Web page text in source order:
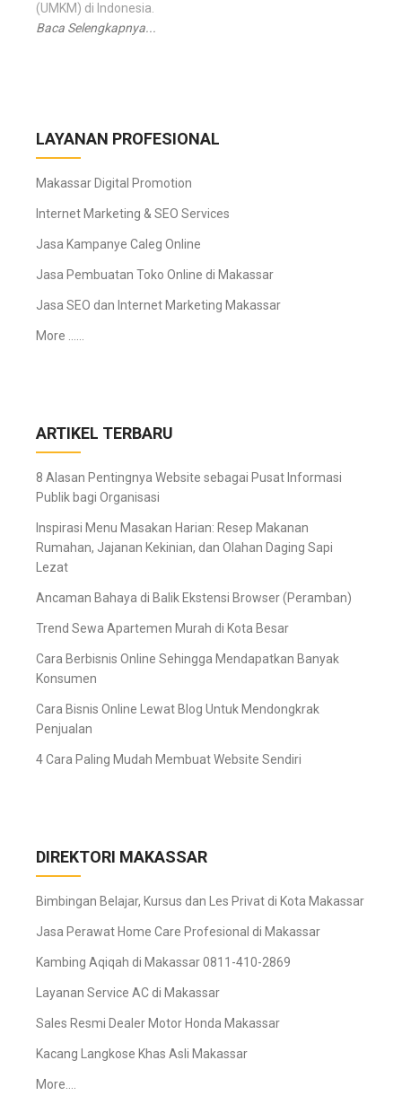
(UMKM) di Indonesia.
Baca Selengkapnya...
LAYANAN PROFESIONAL
Makassar Digital Promotion
Internet Marketing & SEO Services
Jasa Kampanye Caleg Online
Jasa Pembuatan Toko Online di Makassar
Jasa SEO dan Internet Marketing Makassar
More ……
ARTIKEL TERBARU
8 Alasan Pentingnya Website sebagai Pusat Informasi
Publik bagi Organisasi
Inspirasi Menu Masakan Harian: Resep Makanan
Rumahan, Jajanan Kekinian, dan Olahan Daging Sapi
Lezat
Ancaman Bahaya di Balik Ekstensi Browser (Peramban)
Trend Sewa Apartemen Murah di Kota Besar
Cara Berbisnis Online Sehingga Mendapatkan Banyak
Konsumen
Cara Bisnis Online Lewat Blog Untuk Mendongkrak
Penjualan
4 Cara Paling Mudah Membuat Website Sendiri
DIREKTORI MAKASSAR
Bimbingan Belajar, Kursus dan Les Privat di Kota Makassar
Jasa Perawat Home Care Profesional di Makassar
Kambing Aqiqah di Makassar 0811-410-2869
Layanan Service AC di Makassar
Sales Resmi Dealer Motor Honda Makassar
Kacang Langkose Khas Asli Makassar
More….